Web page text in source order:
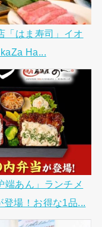
「はま寿司」イオ
Ha...
端あん」ランチメ
登場！お得な1品...